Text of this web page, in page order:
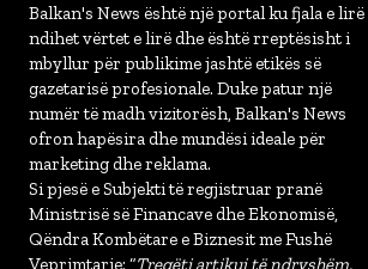
Balkan's News është një portal ku fjala e lirë
ndihet vërtet e lirë dhe është rreptësisht i
mbyllur për publikime jashtë etikës së
gazetarisë profesionale. Duke patur një
numër të madh vizitorësh, Balkan's News
ofron hapësira dhe mundësi ideale për
marketing dhe reklama.
Si pjesë e Subjekti të regjistruar pranë
Ministrisë së Financave dhe Ekonomisë,
Qëndra Kombëtare e Biznesit me Fushë
Veprimtarie: “Tregëti artikuj të ndryshëm,